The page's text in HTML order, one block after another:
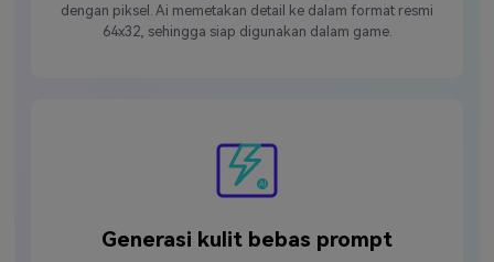
dengan piksel. Ai memetakan detail ke dalam format resmi
64x32, sehingga siap digunakan dalam game.
Generasi kulit bebas prompt